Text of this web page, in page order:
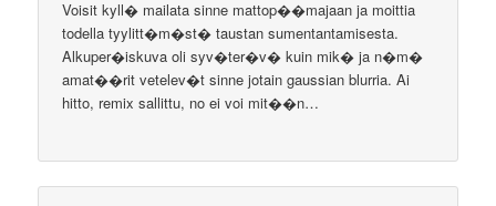
Voisit kyll� mailata sinne mattop��majaan ja moittia
todella tyylitt�m�st� taustan sumentantamisesta.
Alkuper�iskuva oli syv�ter�v� kuin mik� ja n�m�
amat��rit vetelev�t sinne jotain gaussian blurria. Ai
hitto, remix sallittu, no ei voi mit��n…